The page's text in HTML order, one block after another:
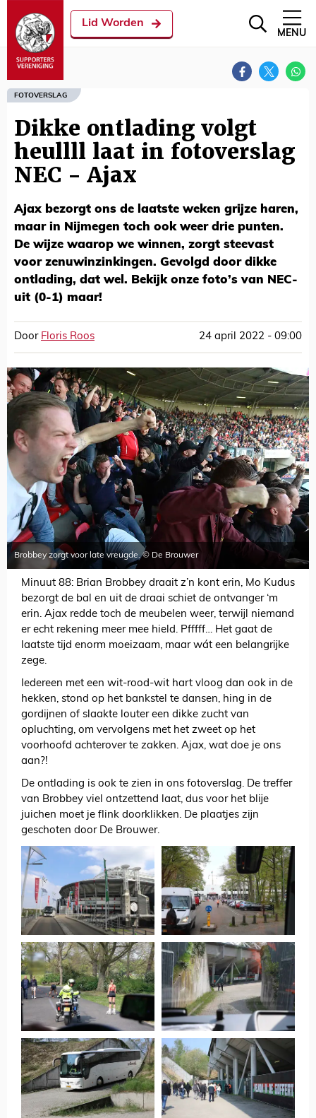
Lid Worden
MENU
FOTOVERSLAG
Dikke ontlading volgt
heullll laat in fotoverslag
NEC - Ajax
Ajax bezorgt ons de laatste weken grijze haren,
maar in Nijmegen toch ook weer drie punten.
De wijze waarop we winnen, zorgt steevast
voor zenuwinzinkingen. Gevolgd door dikke
ontlading, dat wel. Bekijk onze foto’s van NEC-
uit (0-1) maar!
Door Floris Roos 24 april 2022 - 09:00
Brobbey zorgt voor late vreugde. © De Brouwer
Minuut 88: Brian Brobbey draait z’n kont erin, Mo Kudus
bezorgt de bal en uit de draai schiet de ontvanger ‘m
erin. Ajax redde toch de meubelen weer, terwijl niemand
er echt rekening meer mee hield. Pfffff… Het gaat de
laatste tijd enorm moeizaam, maar wát een belangrijke
zege.
Iedereen met een wit-rood-wit hart vloog dan ook in de
hekken, stond op het bankstel te dansen, hing in de
gordijnen of slaakte louter een dikke zucht van
opluchting, om vervolgens met het zweet op het
voorhoofd achterover te zakken. Ajax, wat doe je ons
aan?!
De ontlading is ook te zien in ons fotoverslag. De treffer
van Brobbey viel ontzettend laat, dus voor het blije
juichen moet je flink doorklikken. De plaatjes zijn
geschoten door De Brouwer.